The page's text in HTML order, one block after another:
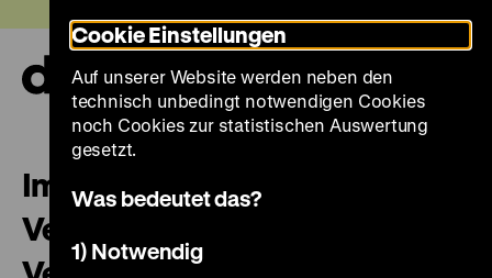
zum
Seiteninhalt
springen
Im Namen der Freiheit!
Verfassung und
Cookie Einstellungen
Auf unserer Website werden neben den
technisch unbedingt notwendigen Cookies
noch Cookies zur statistischen Auswertung
gesetzt.
Was bedeutet das?
1) Notwendig